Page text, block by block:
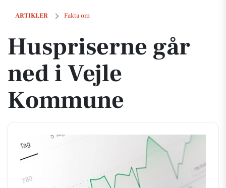
ARTIKLER Fakta om
Huspriserne går ned i Vejle Kommune
Huspriserne går
ned i Vejle
Kommune